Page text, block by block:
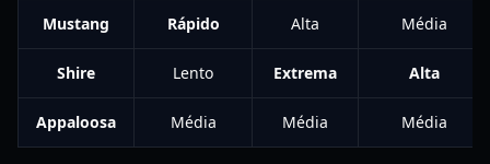
Mustang Rápido Alta Média
Shire Lento Extrema Alta
Appaloosa Média Média Média